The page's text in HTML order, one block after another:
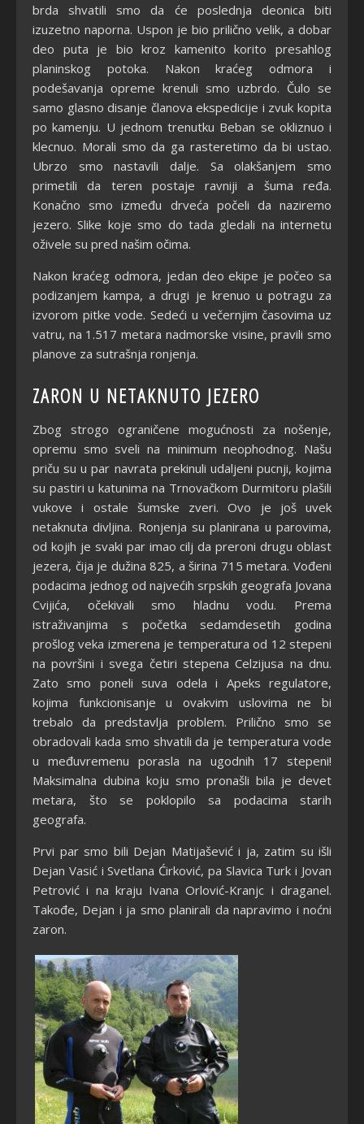
brda shvatili smo da će poslednja deonica biti
izuzetno naporna. Uspon je bio prilično velik, a dobar
deo puta je bio kroz kamenito korito presahlog
planinskog potoka. Nakon kraćeg odmora i
podešavanja opreme krenuli smo uzbrdo. Čulo se
samo glasno disanje članova ekspedicije i zvuk kopita
po kamenju. U jednom trenutku Beban se okliznuo i
klecnuo. Morali smo da ga rasteretimo da bi ustao.
Ubrzo smo nastavili dalje. Sa olakšanjem smo
primetili da teren postaje ravniji a šuma ređa.
Konačno smo između drveća počeli da naziremo
jezero. Slike koje smo do tada gledali na internetu
oživele su pred našim očima.
Nakon kraćeg odmora, jedan deo ekipe je počeo sa
podizanjem kampa, a drugi je krenuo u potragu za
izvorom pitke vode. Sedeći u večernjim časovima uz
vatru, na 1.517 metara nadmorske visine, pravili smo
planove za sutrašnja ronjenja.
ZARON U NETAKNUTO JEZERO
Zbog strogo ograničene mogućnosti za nošenje,
opremu smo sveli na minimum neophodnog. Našu
priču su u par navrata prekinuli udaljeni pucnji, kojima
su pastiri u katunima na Trnovačkom Durmitoru plašili
vukove i ostale šumske zveri. Ovo je još uvek
netaknuta divljina. Ronjenja su planirana u parovima,
od kojih je svaki par imao cilj da preroni drugu oblast
jezera, čija je dužina 825, a širina 715 metara. Vođeni
podacima jednog od najvećih srpskih geografa Jovana
Cvijića, očekivali smo hladnu vodu. Prema
istraživanjima s početka sedamdesetih godina
prošlog veka izmerena je temperatura od 12 stepeni
na površini i svega četiri stepena Celzijusa na dnu.
Zato smo poneli suva odela i Apeks regulatore,
kojima funkcionisanje u ovakvim uslovima ne bi
trebalo da predstavlja problem. Prilično smo se
obradovali kada smo shvatili da je temperatura vode
u međuvremenu porasla na ugodnih 17 stepeni!
Maksimalna dubina koju smo pronašli bila je devet
metara, što se poklopilo sa podacima starih
geografa.
Prvi par smo bili Dejan Matijašević i ja, zatim su išli
Dejan Vasić i Svetlana Ćirković, pa Slavica Turk i Jovan
Petrović i na kraju Ivana Orlović-Kranjc i draganel.
Takođe, Dejan i ja smo planirali da napravimo i noćni
zaron.